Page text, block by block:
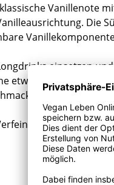
Vanillenote
Die
einsetzen
etwas höhere
anderer